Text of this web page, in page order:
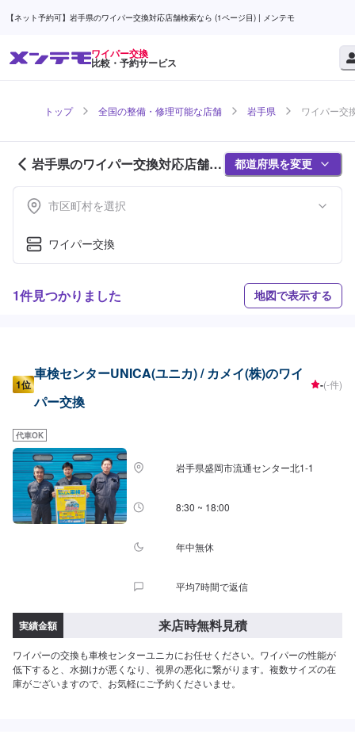
【ネット予約可】岩手県のワイパー交換対応店舗検索なら (1ページ目) | メンテモ
ワイパー交換
比較・予約サービス
トップ 全国の整備・修理可能な店舗 岩手県 ワイパー交
岩手県のワイパー交換対応店舗紹
介 (1ページ目)
都道府県を変更
市区町村を選択
ワイパー交換
1件見つかりました 地図で表示する
1位
車検センターUNICA(ユニカ) / カメイ(株)のワイ
パー交換
-(-件)
代車OK
岩手県盛岡市流通センター北1-1
8:30 ~ 18:00
年中無休
平均7時間で返信
実績金額 来店時無料見積
ワイパーの交換も車検センターユニカにお任せください。ワイパーの性能が
低下すると、水捌けが悪くなり、視界の悪化に繋がります。複数サイズの在
庫がございますので、お気軽にご予約くださいませ。